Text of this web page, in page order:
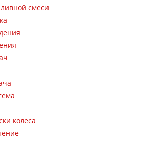
смеси
колеса